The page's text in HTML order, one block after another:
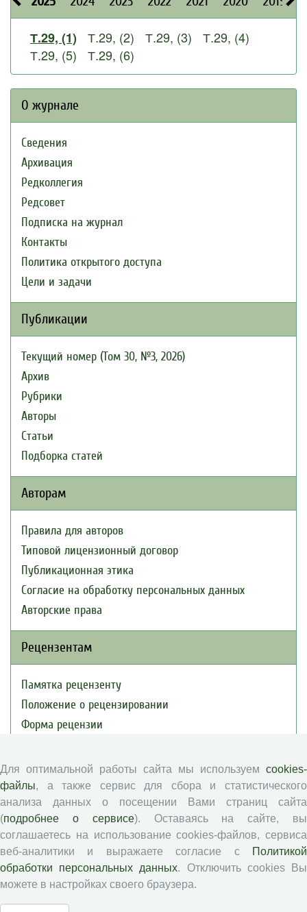
Т.29, (1) Т.29, (2) Т.29, (3)
Т.29, (4)
Т.29, (5)
Т.29, (6)
О журнале
Сведения
Архивация
Редколлегия
Редсовет
Подписка на журнал
Контакты
Политика открытого доступа
Цели и задачи
Публикации
Текущий номер (Том 30, №3, 2026)
Архив
Рубрики
Авторы
Статьи
Подборка статей
Авторам
Правила для авторов
Типовой лицензионный договор
Публикационная этика
Согласие на обработку персональных данных
Авторские права
Рецензентам
Памятка рецензенту
Положение о рецензировании
Форма рецензии
Журналы ВолНЦ РАН
Экономические и социальные перемены
Проблемы развития территории
Вопросы территориального развития
Социальное пространство
Юный экономист
АгроЗооТехника
Для оптимальной работы сайта мы используем cookies-
файлы, а также сервис для сбора и статистического
анализа данных о посещении Вами страниц сайта
(подробнее о сервисе). Оставаясь на сайте, вы
соглашаетесь на использование cookies-файлов, сервиса
веб-аналитики и выражаете согласие с
Политикой
обработки персональных данных. Отключить cookies Вы
можете в настройках своего браузера.